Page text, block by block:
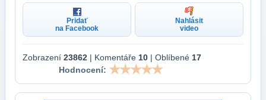
Pridať
na Facebook
Nahlásit
video
Zobrazení 23862 | Komentáře 10 | Oblíbené 17
Hodnocení: